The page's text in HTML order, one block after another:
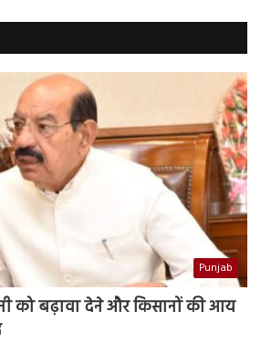
Punjab
को बढ़ावा देने और किसानों की आय